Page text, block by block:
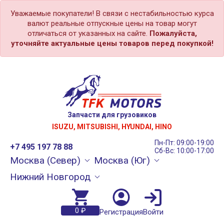
Уважаемые покупатели! В связи с нестабильностью курса
валют реальные отпускные цены на товар могут
отличаться от указанных на сайте. Пожалуйста,
уточняйте актуальные цены товаров перед покупкой!
Запчасти для грузовиков
ISUZU, MITSUBISHI, HYUNDAI, HINO
+7 495 197 78 88
Пн-Пт: 09:00-19:00
Сб-Вс: 10:00-17:00
Москва (Север)
Москва (Юг)
Нижний Новгород
0 ₽ РегистрацияВойти